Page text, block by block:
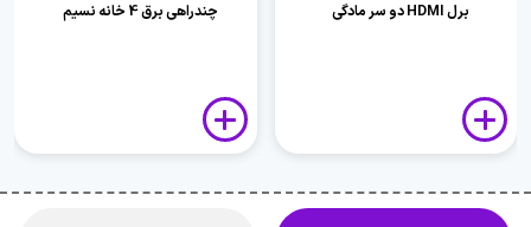
برل HDMI دو سر مادگی چندراهی برق 4 خانه نسیم